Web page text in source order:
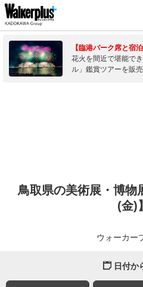
【臨港パーク席と宿
花火を間近で堪能で
ル」鑑賞ツアーを販
鳥取県の美術展・博物
(金)】
ウォーカー
日付か